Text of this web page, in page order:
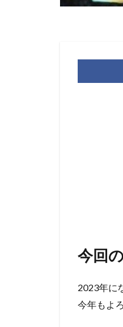
今回
2023年に
今年もよ